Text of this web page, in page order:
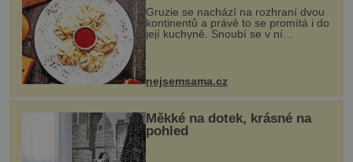
Gruzie se nachází na rozhraní dvou
kontinentů a právě to se promítá i do
její kuchyně. Snoubí se v ní
evropské a asijské chutě a díky tomu
vznikají rozmanité a chuťově bohaté
pokrmy, které rozhodně st...
nejsemsama.cz
Měkké na dotek, krásné na
pohled